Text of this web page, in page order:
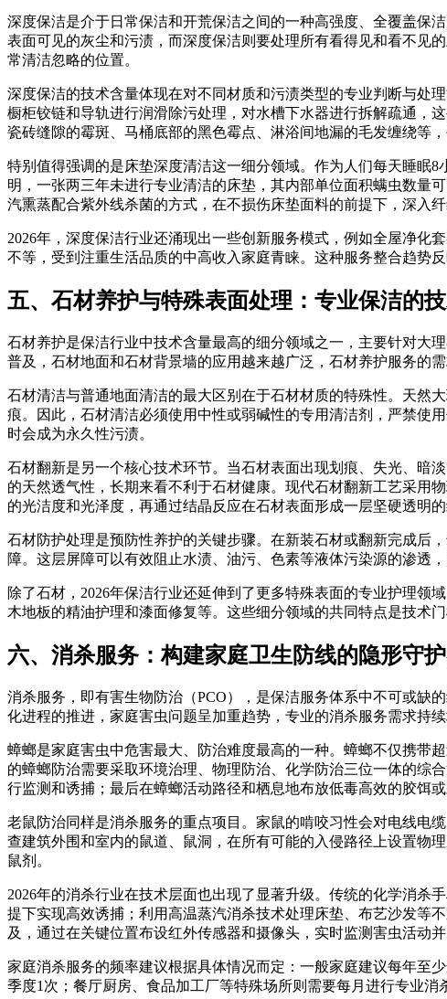
深度保洁是介于日常保洁和开荒保洁之间的一种高强度、全覆盖保
表面可见的灰尘和污渍，而深度保洁则要处理所有看得见和看不见
常清洁忽略的位置。
深度保洁的技术含量体现在对不同材质和污渍类型的专业判断与处
橱柜铰链和导轨进行润滑除污处理，对水槽下水器进行拆解疏通，
瓷砖缝隙的霉斑、马桶底部的黑色霉点、淋浴间地漏的毛发缠绕等
特别值得强调的是床垫深度清洁这一细分领域。作为人们每天睡眠
明，一张两三年未进行专业清洁的床垫，其内部单位面积螨虫数量
汽熏蒸配合紫外线杀菌的方式，在不损伤床垫面料的前提下，深入
2026年，深度保洁行业还涌现出一些创新服务模式，例如全屋净化
不等，受到注重生活品质的中高收入家庭青睐。这种服务整合趋势
五、石材养护与特殊表面处理：专业保洁的
石材养护是保洁行业中技术含量最高的细分领域之一，主要针对大
普及，石材地面和石材背景墙的应用越来越广泛，石材养护服务的需
石材清洁与普通地面清洁的最大区别在于石材材质的特殊性。天然
痕。因此，石材清洁必须使用中性或弱碱性的专用清洁剂，严禁使
时会成为永久性污渍。
石材翻新是另一个核心技术环节。当石材表面出现划痕、失光、暗
的天然透气性，长期来看不利于石材健康。现代石材翻新工艺采用
的光洁度和光泽度，再通过结晶反应在石材表面形成一层坚硬透明
石材防护处理是预防性养护的关键步骤。在新装石材或翻新完成后
障。这层屏障可以有效阻止水渍、油污、色素等液体污染源的渗透
除了石材，2026年保洁行业还延伸到了更多特殊表面的专业护理
木地板的精油护理和漆面修复等。这些细分领域的共同特点是技术
六、消杀服务：构建家庭卫生防线的隐形守
消杀服务，即有害生物防治（PCO），是保洁服务体系中不可或缺
化进程的推进，家庭害虫问题呈加重趋势，专业的消杀服务需求持续
蟑螂是家庭害虫中危害最大、防治难度最高的一种。蟑螂不仅携带
的蟑螂防治需要采取环境治理、物理防治、化学防治三位一体的综
行监测和诱捕；最后在蟑螂活动路径和栖息地布放低毒高效的胶饵
老鼠防治同样是消杀服务的重点项目。家鼠的啃咬习性会对电线电
查建筑外围和室内的鼠道、鼠洞，在所有可能的入侵路径上设置物
鼠剂。
2026年的消杀行业在技术层面也出现了显著升级。传统的化学消
提下实现高效诱捕；利用高温蒸汽消杀技术处理床垫、布艺沙发等
及，通过在关键位置布设红外传感器和摄像头，实时监测害虫活动
家庭消杀服务的频率建议根据具体情况而定：一般家庭建议每年至
季度1次；餐厅厨房、食品加工厂等特殊场所则需要每月进行专业